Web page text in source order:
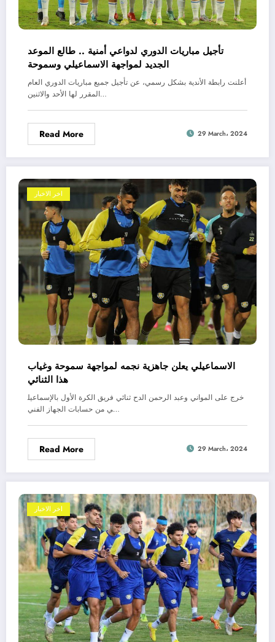
تأجيل مباريات الدوري لدواعي أمنية .. طالع الموعد
الجديد لمواجهة الاسماعيلي وسموحة
أعلنت رابطة الأندية بشكل رسمي، عن تأجيل جميع مباريات الدوري العام
المقرر لها الأحد والاثنين…
Read More 29 March، 2024
اخر الاخبار
الاسماعيلي يعلن جاهزية نجمه لمواجهة سموحة وغياب
هذا الثنائي
خرج على المواني وعبد الرحمن الدح ثنائي فريق الكرة الأول بالإسماعيل
ي من حسابات الجهاز الفني…
Read More 29 March، 2024
اخر الاخبار